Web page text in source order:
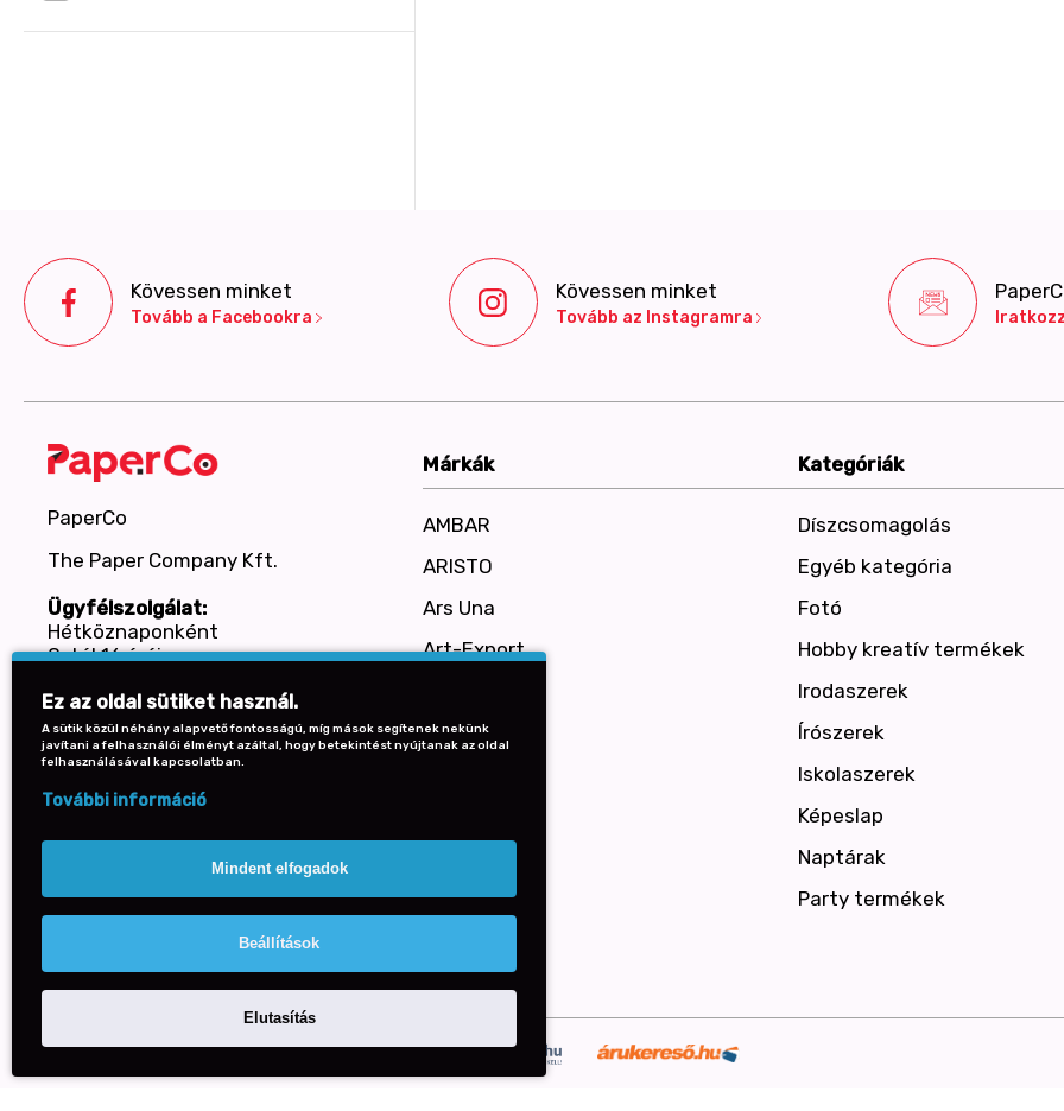
Kövessen minket
Tovább a Facebookra
Kövessen minket
Tovább az Instagramra
PaperCo
The Paper Company Kft.
Ügyfélszolgálat:
Hétköznaponként
8-tól 16 óráig
Márkák
AMBAR
ARISTO
Ars Una
Art-Export
BENSIA
Cardex
Kategóriák
Díszcsomagolás
Egyéb kategória
Fotó
Hobby kreatív termékek
Irodaszerek
Írószerek
Iskolaszerek
Képeslap
Naptárak
Party termékek
Ez az oldal sütiket használ.
A sütik közül néhány alapvető fontosságú, míg mások segítenek nekünk
javítani a felhasználói élményt azáltal, hogy betekintést nyújtanak az oldal
felhasználásával kapcsolatban.
További információ
Mindent elfogadok
Beállítások
Elutasítás